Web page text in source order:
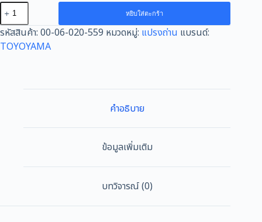
จำนวน
แปรง
ถ่าน
TOYOYAMA
#1127
หยิบใส่ตะกร้า
รหัสสินค้า: 00-06-020-559 หมวดหมู่: แปรงถ่าน แบรนด์:
TOYOYAMA
คำอธิบาย
ข้อมูลเพิ่มเติม
บทวิจารณ์ (0)